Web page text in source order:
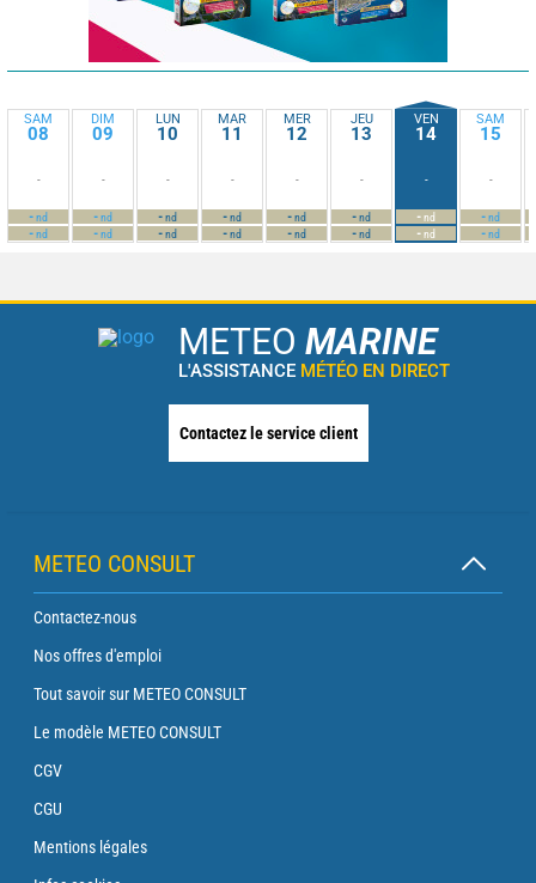
SAM
08
-
-nd
-nd
DIM
09
-
-nd
-nd
LUN
10
-
-nd
-nd
MAR
11
-
-nd
-nd
MER
12
-
-nd
-nd
JEU
13
-
-nd
-nd
VEN
14
-
-nd
-nd
SAM
15
-
-nd
-nd
METEO MARINE
L'ASSISTANCE MÉTÉO EN DIRECT
Contactez le service client
METEO CONSULT
Contactez-nous
Nos offres d'emploi
Tout savoir sur METEO CONSULT
Le modèle METEO CONSULT
CGV
CGU
Mentions légales